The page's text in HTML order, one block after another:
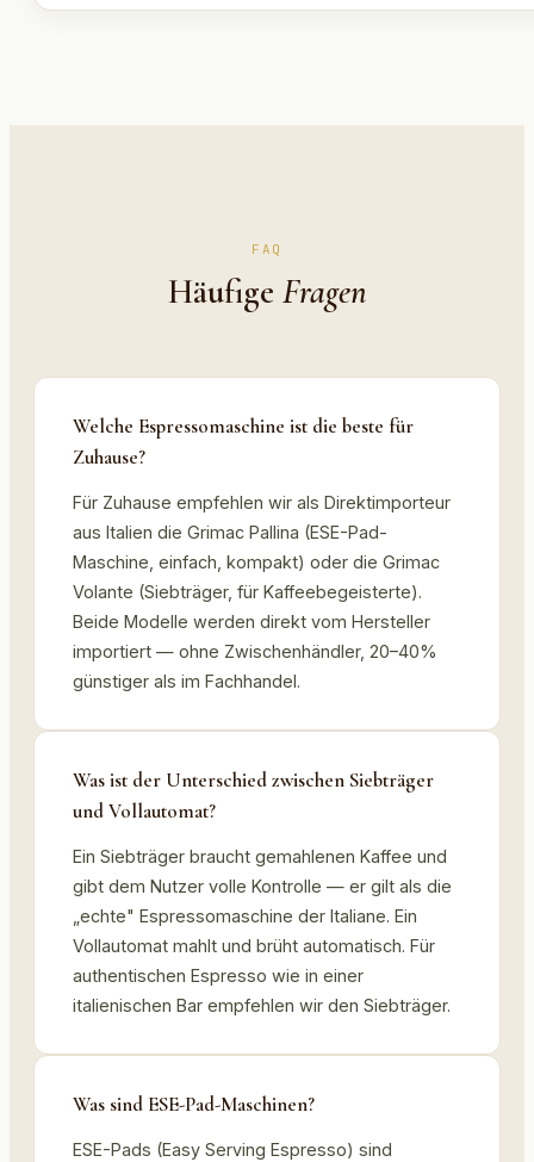
FAQ
Häufige Fragen
Welche Espressomaschine ist die beste für
Zuhause?
Für Zuhause empfehlen wir als Direktimporteur
aus Italien die Grimac Pallina (ESE-Pad-
Maschine, einfach, kompakt) oder die Grimac
Volante (Siebträger, für Kaffeebegeisterte).
Beide Modelle werden direkt vom Hersteller
importiert — ohne Zwischenhändler, 20–40%
günstiger als im Fachhandel.
Was ist der Unterschied zwischen Siebträger
und Vollautomat?
Ein Siebträger braucht gemahlenen Kaffee und
gibt dem Nutzer volle Kontrolle — er gilt als die
„echte" Espressomaschine der Italiane. Ein
Vollautomat mahlt und brüht automatisch. Für
authentischen Espresso wie in einer
italienischen Bar empfehlen wir den Siebträger.
Was sind ESE-Pad-Maschinen?
ESE-Pads (Easy Serving Espresso) sind